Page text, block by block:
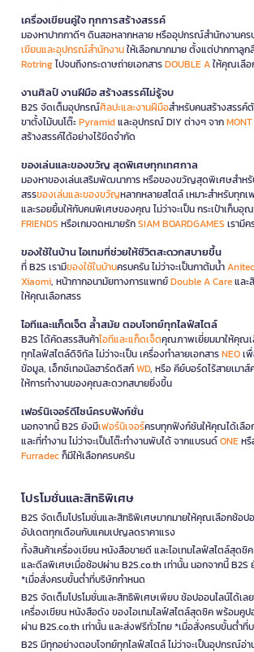
เครื่องเขียนคู่ใจ ทุกการสร้างสรรค์
มองหาปากกาดีๆ ดินสอหลากหลาย หรืออุปกรณ์สำนักงานคร
เขียนและอุปกรณ์สำนักงานให้เลือกมากมาย ตั้งแต่ปากกาลูก
Rotringไปจนถึงกระดาษถ่ายเอกสารDOUBLE Aให้คุณเลือ
งานศิลป์ งานฝีมือ สร้างสรรค์ไม่รู้จบ
B2S จัดเต็มอุปกรณ์ศิลปะและงานฝีมือสำหรับคนสร้างสรรค์
ขาตั้งไม้บนโต๊ะPyramidและอุปกรณ์ DIY ต่างๆ จาก
สร้างสรรค์ได้อย่างไร้ขีดจำกัด
ของเล่นและของขวัญ สุดพิเศษทุกเทศกาล
มองหาของเล่นเสริมพัฒนาการ หรือของขวัญสุดพิเศษสำหรั
สรรของเล่นและของขวัญหลากหลายสไตล์ เหมาะสำหรับทุก
และรอยยิ้มให้กับคนพิเศษของคุณ ไม่ว่าจะเป็น กระเป๋าเก็บอุ
FRIENDS หรือเกมจดหมายรักSIAM BOARDGAMES เรามีค
ของใช้ในบ้าน ไอเทมที่ช่วยให้ชีวิตสะดวกสบายขึ้น
ที่ B2S เรามีของใช้ในบ้านครบครัน ไม่ว่าจะเป็นกาต้มน้ำ
Xiaomi, หน้ากากอนามัยทางการแพทย์Double A Careและ
ให้คุณเลือกสรร
ไอทีและแก็ดเจ็ต ล้ำสมัย ตอบโจทย์ทุกไลฟ์สไตล์
B2S ได้คัดสรรสินค้าไอทีและแก็ดเจ็ตคุณภาพเยี่ยมมาให้คุณ
ทุกไลฟ์สไตล์ดิจิทัล ไม่ว่าจะเป็น เครื่องทำลายเอกสารNEOเ
ข้อมูล, เอ็กซ์เทอนัลฮาร์ดดิสก์WD, หรือ คีย์บอร์ดไร้สายเมาส์
ให้การทำงานของคุณสะดวกสบายยิ่งขึ้น
เฟอร์นิเจอร์ดีไซน์ครบฟังก์ชั่น
นอกจากนี้ B2S ยังมีเฟอร์นิเจอร์ครบทุกฟังก์ชันให้คุณได้เลื
และที่ทำงาน ไม่ว่าจะเป็นโต๊ะทำงานพับได้ จากแบรนด์ONEหรื
Furradecก็มีให้เลือกครบครัน
โปรโมชั่นและสิทธิพิเศษ
B2S จัดเต็มโปรโมชั่นและสิทธิพิเศษมากมายให้คุณเลือกช้อป
อัปเดตทุกเดือนกับแคมเปญลดราคาแรง
ทั้งสินค้าเครื่องเขียน หนังสือขายดี และไอเทมไลฟ์สไตล์สุด
และดีลพิเศษเมื่อช้อปผ่าน B2S.co.th เท่านั้น นอกจากนี้ B2S
*เมื่อสั่งครบขั้นต่ำที่บริษัทกำหนด
B2S จัดเต็มโปรโมชั่นและสิทธิพิเศษเพียบ ช้อปออนไลน์ได้เ
เครื่องเขียน หนังสือดัง ของไอเทมไลฟ์สไตล์สุดชิค พร้อมคู
ผ่าน B2S.co.th เท่านั้น และส่งฟรีทั่วไทย *เมื่อสั่งครบขั้นต่ำที่
B2S มีทุกอย่างตอบโจทย์ทุกไลฟ์สไตล์ ไม่ว่าจะเป็นอุปกรณ์อ่า